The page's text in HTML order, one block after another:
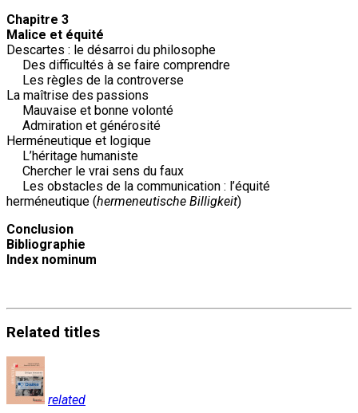
Chapitre 3
Malice et équité
Descartes : le désarroi du philosophe
Des difficultés à se faire comprendre
Les règles de la controverse
La maîtrise des passions
Mauvaise et bonne volonté
Admiration et générosité
Herméneutique et logique
L’héritage humaniste
Chercher le vrai sens du faux
Les obstacles de la communication : l’équité
herméneutique (hermeneutische Billigkeit)
Conclusion
Bibliographie
Index nominum
Related titles
related